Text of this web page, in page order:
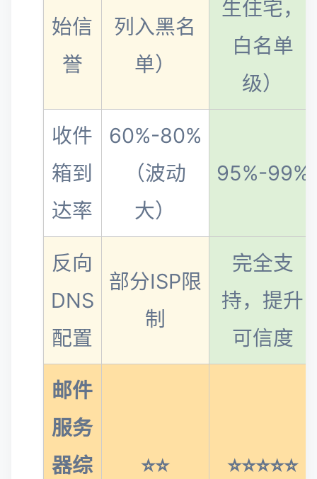
始信
誉
列入黑名
单）
生住宅，
白名单
级）
收件
箱到
达率
60%-80%
（波动
大）
95%-99%
反向
DNS
配置
部分ISP限
制
完全支
持，提升
可信度
邮件
服务
器综
⭐⭐ ⭐⭐⭐⭐⭐